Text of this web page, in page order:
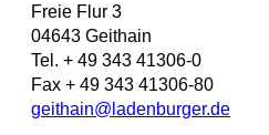
Freie Flur 3
04643 Geithain
Tel. + 49 343 41306-0
Fax + 49 343 41306-80
geithain@ladenburger.de